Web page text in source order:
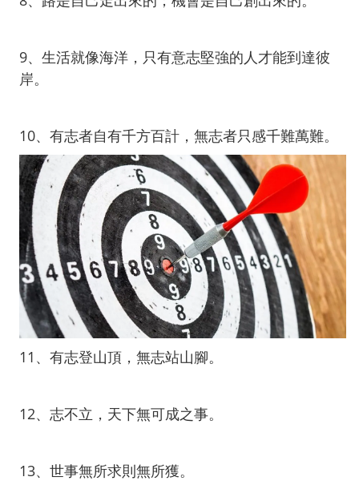
9、生活就像海洋，只有意志堅強的人才能到達彼
岸。
10、有志者自有千方百計，無志者只感千難萬難。
11、有志登山頂，無志站山腳。
12、志不立，天下無可成之事。
13、世事無所求則無所獲。